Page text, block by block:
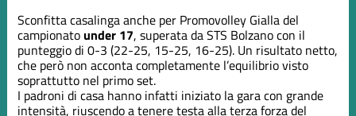
Sconfitta casalinga anche per Promovolley Gialla del
campionatounder 17, superata da STS Bolzano con il
punteggio di 0-3 (22-25, 15-25, 16-25). Un risultato netto,
che però non acconta completamente l’equilibrio visto
soprattutto nel primo set.
I padroni di casa hanno infatti iniziato la gara con grande
intensità, riuscendo a tenere testa alla terza forza del